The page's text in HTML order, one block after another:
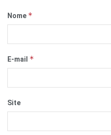
Nome *
E-mail *
Site